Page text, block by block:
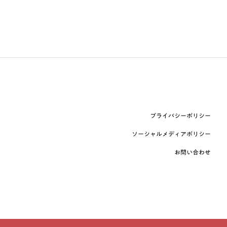
プライバシーポリシー
ソーシャルメディアポリシー
お問い合わせ